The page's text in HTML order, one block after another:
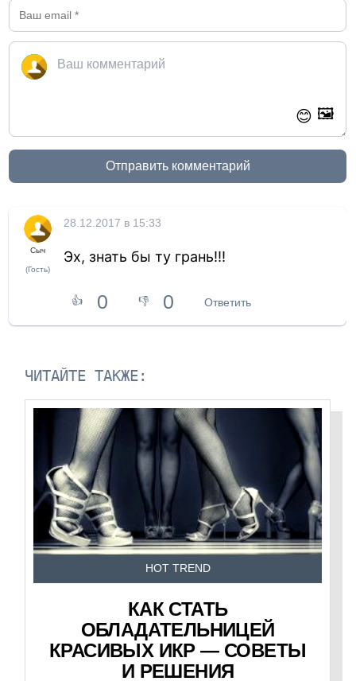
😊 🖼️
Отправить комментарий
Сыч
(Гость)
28.12.2017 в 15:33
Эх, знать бы ту грань!!!
👍 0 👎 0 Ответить
ЧИТАЙТЕ ТАКЖЕ:
HOT TREND
КАК СТАТЬ
ОБЛАДАТЕЛЬНИЦЕЙ
КРАСИВЫХ ИКР — СОВЕТЫ
И РЕШЕНИЯ